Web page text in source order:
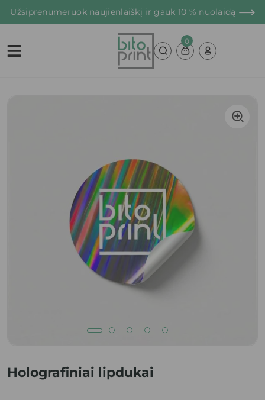
Užsiprenumeruok naujienlaiškį ir gauk 10 % nuolaidą
Main Navigation
0
Holografiniai lipdukai